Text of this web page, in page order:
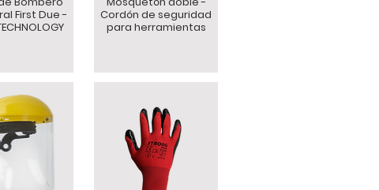
First Due -
Cordón de seguridad
para herramientas